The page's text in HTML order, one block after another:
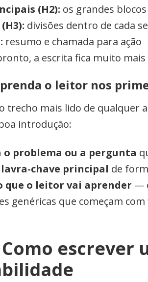
(H2): os grandes
divisões dentro de cada
resumo e chamada para ação
a escrita fica muito
o leitor nos
trecho mais lido de
introdução:
o problema ou a pergunta
chave principal de
que o leitor vai aprender —
genéricas que começam
escrever